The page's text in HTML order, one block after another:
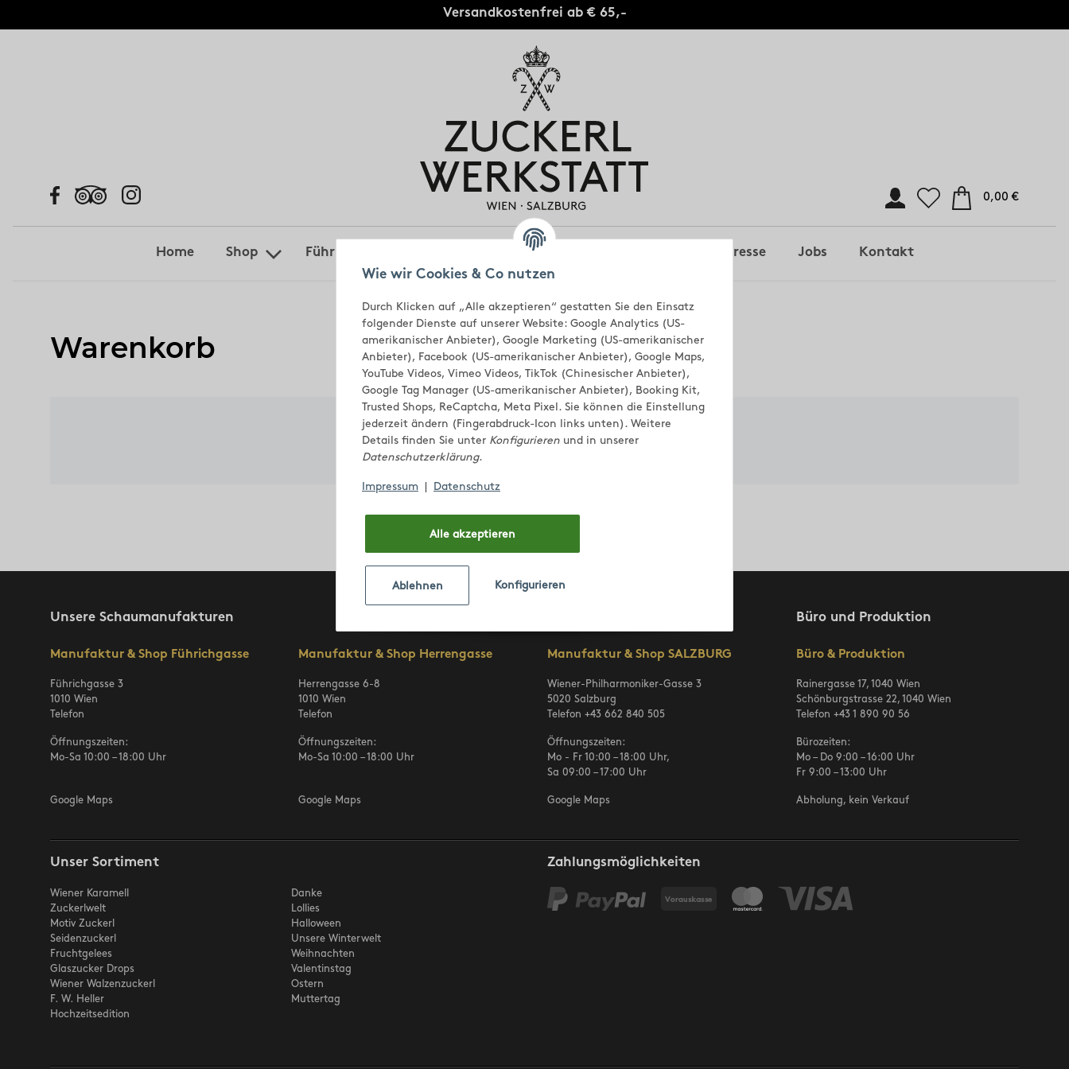
Versandkostenfrei ab € 65,-
0,00 €
Home Shop Führungen Standorte Presse Jobs Kontakt
Warenkorb
Es befinden sich keine Artikel im Warenkorb.
Weiter einkaufen
Unsere Schaumanufakturen
Manufaktur & Shop Führichgasse
Führichgasse 3
1010 Wien
Telefon
Öffnungszeiten:
Mo-Sa 10:00 – 18:00 Uhr
Google Maps
Manufaktur & Shop Herrengasse
Herrengasse 6-8
1010 Wien
Telefon
Öffnungszeiten:
Mo-Sa 10:00 – 18:00 Uhr
Google Maps
Manufaktur & Shop SALZBURG
Wiener-Philharmoniker-Gasse 3
5020 Salzburg
Telefon +43 662 840 505
Öffnungszeiten:
Mo - Fr 10:00 – 18:00 Uhr,
Sa 09:00 – 17:00 Uhr
Google Maps
Büro und Produktion
Büro & Produktion
Rainergasse 17, 1040 Wien
Schönburgstrasse 22, 1040 Wien
Telefon +43 1 890 90 56
Bürozeiten:
Mo – Do 9:00 – 16:00 Uhr
Fr 9:00 – 13:00 Uhr
Abholung, kein Verkauf
Unser Sortiment
Wiener Karamell
Zuckerlwelt
Motiv Zuckerl
Seidenzuckerl
Fruchtgelees
Glaszucker Drops
Wiener Walzenzuckerl
F. W. Heller
Hochzeitsedition
Danke
Lollies
Halloween
Unsere Winterwelt
Weihnachten
Valentinstag
Ostern
Muttertag
Zahlungsmöglichkeiten
Wie wir Cookies & Co nutzen
Durch Klicken auf „Alle akzeptieren“ gestatten Sie den Einsatz
folgender Dienste auf unserer Website: Google Analytics (US-
amerikanischer Anbieter), Google Marketing (US-amerikanischer
Anbieter), Facebook (US-amerikanischer Anbieter), Google Maps,
YouTube Videos, Vimeo Videos, TikTok (Chinesischer Anbieter),
Google Tag Manager (US-amerikanischer Anbieter), Booking Kit,
Trusted Shops, ReCaptcha, Meta Pixel. Sie können die Einstellung
jederzeit ändern (Fingerabdruck-Icon links unten). Weitere
Details finden Sie unter Konfigurieren und in unserer
Datenschutzerklärung.
Impressum Datenschutz
Alle akzeptieren
Konfigurieren
Ablehnen